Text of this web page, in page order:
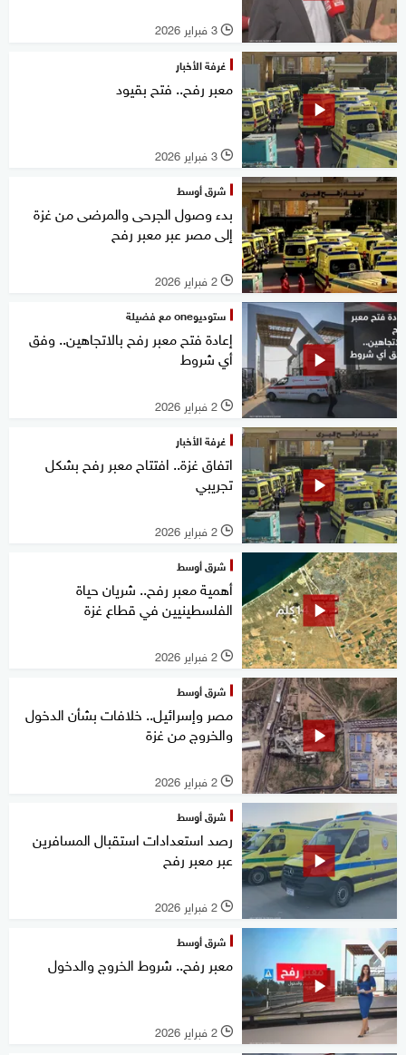
l 3 فبراير 2026
غرفة الأخبار
معبر رفح.. فتح بقيود
l 3 فبراير 2026
شرق أوسط
بدء وصول الجرحى والمرضى من غزة
إلى مصر عبر معبر رفح
l 2 فبراير 2026
ستوديوone مع فضيلة
إعادة فتح معبر رفح بالاتجاهين.. وفق
أي شروط
l 2 فبراير 2026
غرفة الأخبار
اتفاق غزة.. افتتاح معبر رفح بشكل
تجريبي
l 2 فبراير 2026
شرق أوسط
أهمية معبر رفح.. شريان حياة
الفلسطينيين في قطاع غزة
l 2 فبراير 2026
شرق أوسط
مصر وإسرائيل.. خلافات بشأن الدخول
والخروج من غزة
l 2 فبراير 2026
شرق أوسط
رصد استعدادات استقبال المسافرين
عبر معبر رفح
l 2 فبراير 2026
شرق أوسط
معبر رفح.. شروط الخروج والدخول
l 2 فبراير 2026